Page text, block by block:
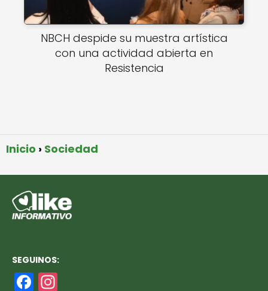
NBCH despide su muestra artística
con una actividad abierta en
Resistencia
Inicio Sociedad
SEGUINOS:
F